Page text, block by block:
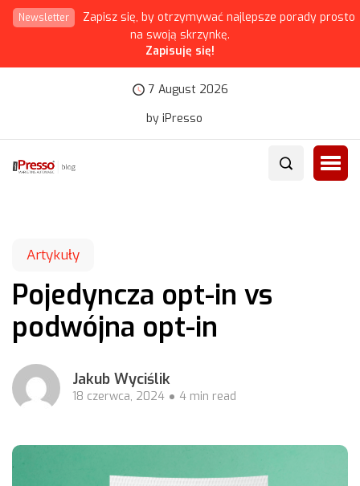
Newsletter
Zapisz się, by otrzymywać najlepsze porady prosto
na swoją skrzynkę.
Zapisuję się!
7 August 2026
by iPresso
Artykuły
Pojedyncza opt-in vs
podwójna opt-in
Jakub Wyciślik
18 czerwca, 2024 4 min read